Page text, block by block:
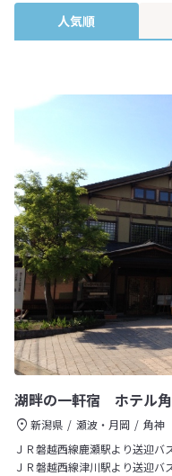
人気順
湖畔の一軒宿 ホテル
新潟県 瀬波・月岡
角神
ＪＲ磐越西線鹿瀬駅より送迎バ
ＪＲ磐越西線津川駅より送迎バ